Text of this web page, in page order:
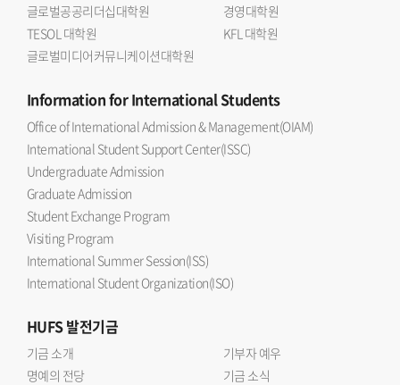
글로벌공공리더십대학원
경영대학원
TESOL 대학원
KFL 대학원
글로벌미디어커뮤니케이션대학원
Informationfor International Students
Office of International Admission & Management(OIAM)
International Student Support Center(ISSC)
Undergraduate Admission
Graduate Admission
Student Exchange Program
Visiting Program
International Summer Session(ISS)
International Student Organization(ISO)
HUFS발전기금
기금 소개
기부자 예우
명예의 전당
기금 소식